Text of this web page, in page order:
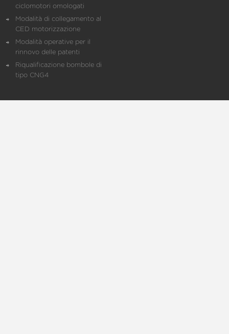
ciclomotori omologati
Modalità di collegamento al
CED motorizzazione
Modalità operative per il
rinnovo delle patenti
Riqualificazione bombole di
tipo CNG4